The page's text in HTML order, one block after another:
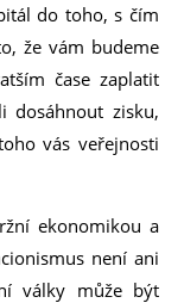
do toho, s čím
že vám budeme
čase zaplatit
dosáhnout zisku,
vás veřejnosti
ekonomikou a
není ani
války může být